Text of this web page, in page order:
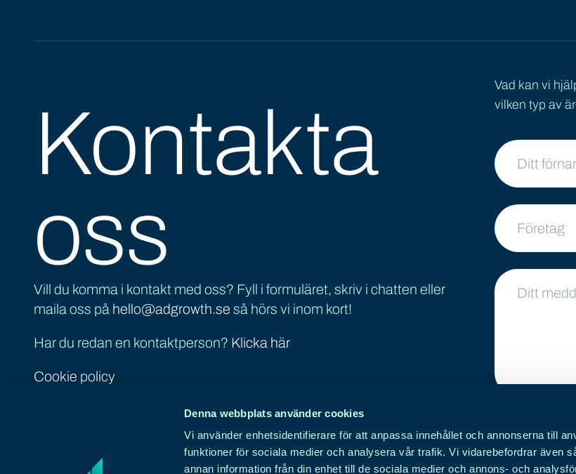
Denna webbplats använder cookies
Vi använder enhetsidentifierare för att anpassa innehållet och annonserna till
funktioner för sociala medier och analysera vår trafik. Vi vidarebefordrar även
annan information från din enhet till de sociala medier och annons- och
Kontakta
oss
Vill du komma i kontakt med oss? Fyll i formuläret, skriv i chatten eller
maila oss på hello@adgrowth.se så hörs vi inom kort!
Har du redan en kontaktperson? Klicka här
Cookie policy
Skaraborgsvägen 1c, 506 30 Borås
Org nummer: 556930-5492
Följ oss
Vad kan vi
vilken typ av
Ditt namn
Företag
Ditt
Genom
uppgifter